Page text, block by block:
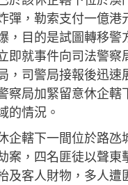
彈，勒索支付一億港
，目的是試圖轉移警
即就事件向司法警察
，司警局接報後迅速
察局加緊留意休企轄
的情況。
企轄下一間位於路氹
案，四名匪徒以聲東
及客人財物，多人遭